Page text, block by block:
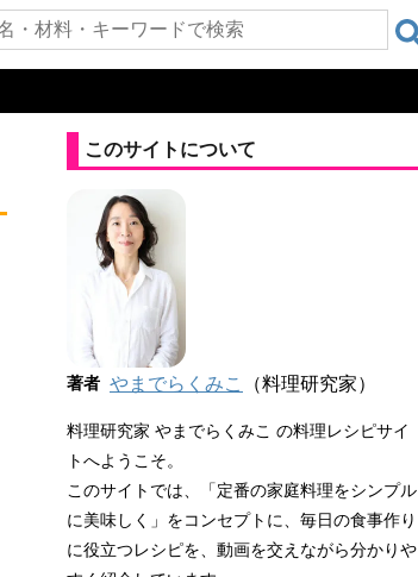
このサイトについて
著者 やまでらくみこ （料理研究家）
料理研究家 やまでらくみこ の料理レシピサイ
トへようこそ。
このサイトでは、「定番の家庭料理をシンプル
に美味しく」をコンセプトに、毎日の食事作り
に役立つレシピを、動画を交えながら分かりや